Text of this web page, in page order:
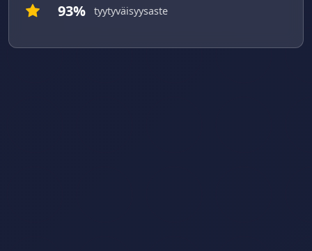
93% tyytyväisyysaste